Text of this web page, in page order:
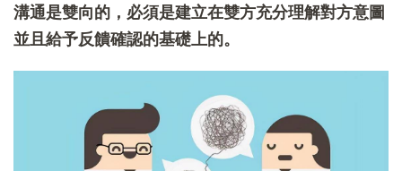
溝通是雙向的，必須是建立在雙方充分理解對方意圖
並且給予反饋確認的基礎上的。